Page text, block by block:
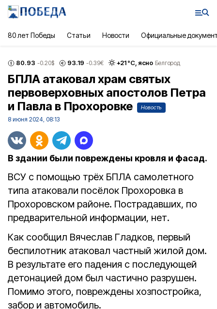
80 лет Победы Статьи Новости Официальные
80.93 -0.20$ 93.19 -0.39€ +21°С, ясно Белгород
БПЛА атаковал храм святых
первоверховных апостолов Петра
и Павла в Прохоровке
Новость
8 июня 2024, 08:13
В здании были повреждены кровля и фасад.
ВСУ с помощью трёх БПЛА самолетного
типа атаковали посёлок Прохоровка в
Прохоровском районе. Пострадавших, по
предварительной информации, нет.
Как сообщил Вячеслав Гладков, первый
беспилотник атаковал частный жилой дом.
В результате его падения с последующей
детонацией дом был частично разрушен.
Помимо этого, повреждены хозпостройка,
забор и автомобиль.